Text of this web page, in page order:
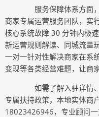
服务保障体系方面，
商家专属运营服务团队，实
核心系统故障 30 分钟内极
新运营规则解读、同城流量
一对一针对性解决商家在系
变现等各类经营难题，让商
如需了解入驻详情、
专属扶持政策，本地实体商
18023426946，专业顾问